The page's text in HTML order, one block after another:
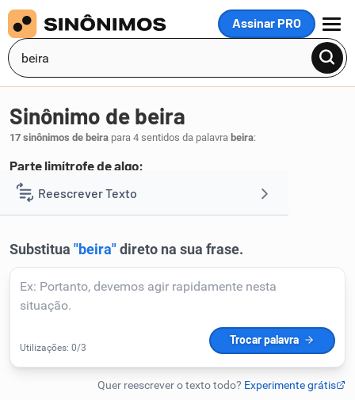
Assinar PRO
MENU
Reescrever Texto
Corrigir Texto
Humanizador de IA
Sinônimo de beira
17 sinônimos de beira para 4 sentidos da palavra beira:
Parte limítrofe de algo:
1 borda,beirada,